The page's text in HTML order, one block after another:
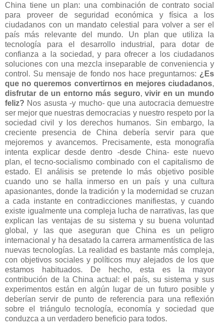
China tiene un plan: una combinación de contrato social
para proveer de seguridad económica y física a los
ciudadanos con un mandato celestial para volver a ser el
país más relevante del mundo. Un plan que utiliza la
tecnología para el desarrollo industrial, para dotar de
confianza a la sociedad, y para ofrecer a los ciudadanos
soluciones con una mezcla inseparable de conveniencia y
control. Su mensaje de fondo nos hace preguntarnos: ¿Es
que no queremos convertirnos en mejores ciudadanos,
disfrutar de un entorno más seguro,vivir en un mundo
feliz? Nos asusta -y mucho- que una autocracia demuestre
ser mejor que nuestras democracias y nuestro respeto por la
sociedad civil y los derechos humanos. Sin embargo, la
creciente presencia de China debería servir para que
mejoremos y avancemos. Precisamente, esta monografía
intenta explicar desde dentro -desde China- este nuevo
plan, el tecno-socialismo combinado con el capitalismo de
estado. El análisis se pretende lo más objetivo posible
cuando uno se halla inmerso en un país y una cultura
apasionantes, donde la tradición y la modernidad se cruzan
a cada instante en contradicciones manifiestas, y cuando
existe igualmente una compleja lucha de narrativas, las que
explican las ventajas de su sistema y su buena voluntad
global, y las que aseguran que China es un peligro
internacional y ha desatado la carrera armamentística de las
nuevas tecnologías. La realidad es bastante más compleja,
con objetivos sociales y políticos muy alejados de los que
estamos habituados. De hecho, esta es la mayor
contribución de la China actual: el país, su sistema y sus
experimentos están en algún lugar de un futuro posible y
deberían servir de punto de referencia para una reflexión
sobre el triángulo tecnología, economía y sociedad que
conduzca a un verdadero beneficio para todos.